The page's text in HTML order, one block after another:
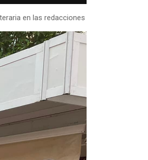
en las redacciones